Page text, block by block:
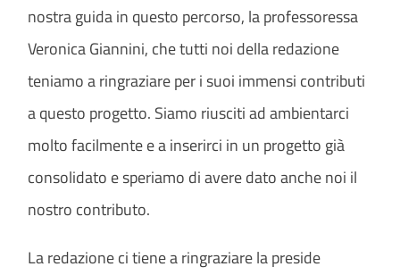
nostra guida in questo percorso, la professoressa
Veronica Giannini, che tutti noi della redazione
teniamo a ringraziare per i suoi immensi contributi
a questo progetto. Siamo riusciti ad ambientarci
molto facilmente e a inserirci in un progetto già
consolidato e speriamo di avere dato anche noi il
nostro contributo.
La redazione ci tiene a ringraziare la preside